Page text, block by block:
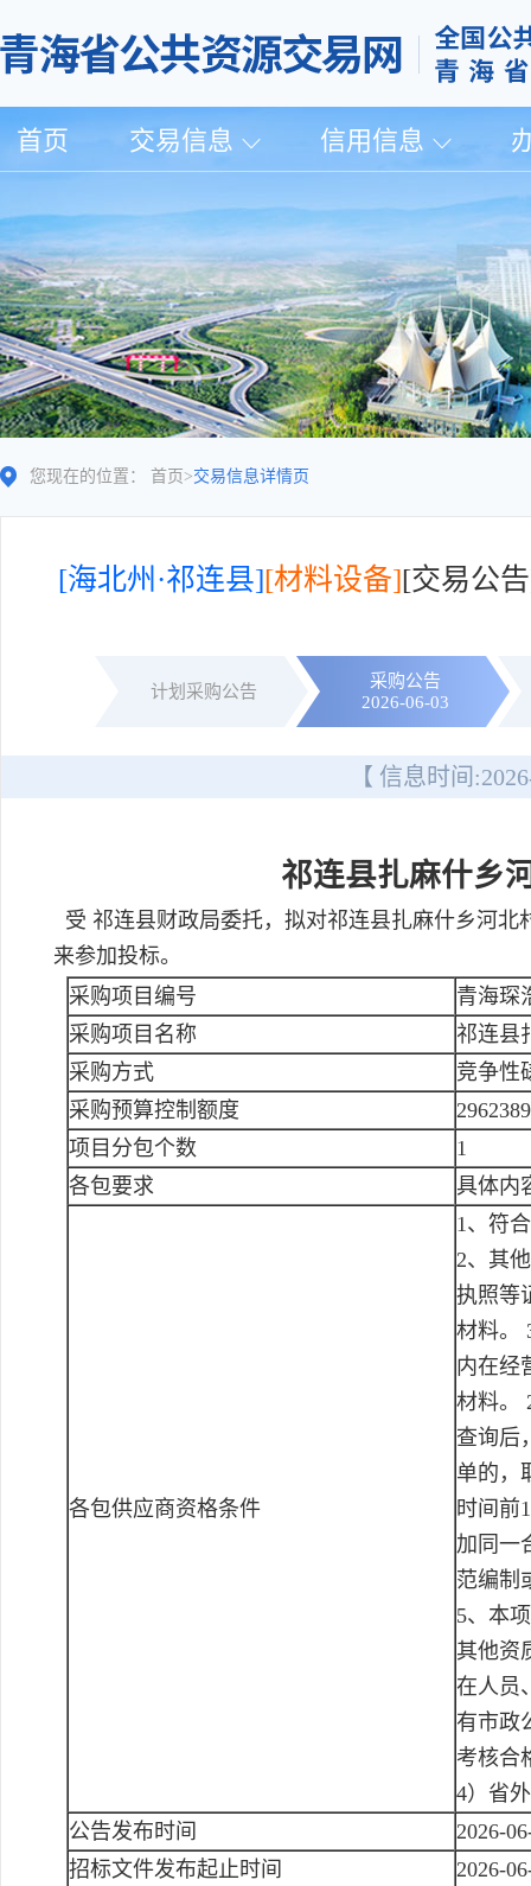
首页 交易信息 信用信息
您现在的位置： 首页 >交易信息详情页
[海北州·祁连县][材料设备][交易公
计划采购公告
采购公告
2026-06-03
【 信息时间:
祁连县扎麻什乡
受 祁连县财政局委托，拟对祁连县扎麻什乡河
来参加投标。
采购项目编号
青海琛
采购项目名称
祁连县
采购方式
竞争性
采购预算控制额度
项目分包个数
1
各包要求
具体内
各包供应商资格条件
1、符
2、其
执照等
材料。
内在经
材料。
查询后
单的，
时间前
加同一
范编制
5、本
其他资
在人员
有市政
考核合
4）省
公告发布时间
2026-
招标文件发布起止时间
2026-